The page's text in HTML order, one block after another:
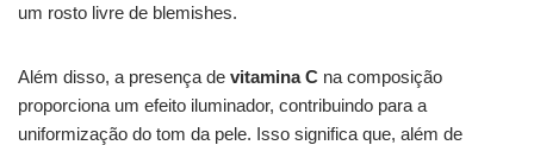
um rosto livre de blemishes.
Além disso, a presença de vitamina C na composição
proporciona um efeito iluminador, contribuindo para a
uniformização do tom da pele. Isso significa que, além de